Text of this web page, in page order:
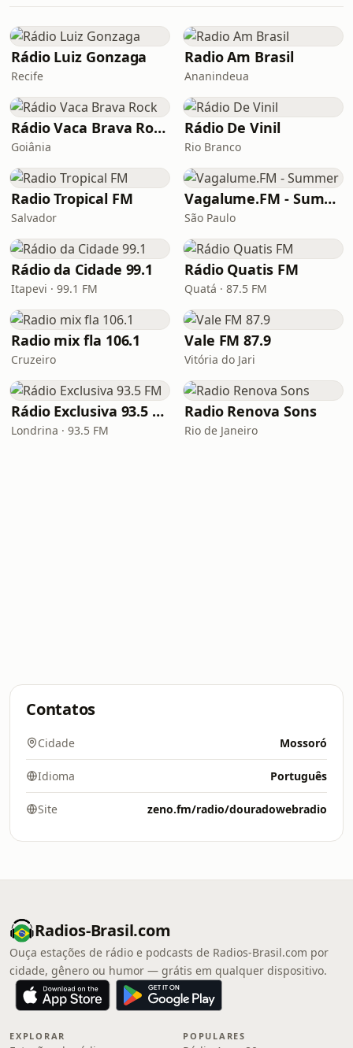
Rádio Luiz Gonzaga
Recife
Radio Am Brasil
Ananindeua
Rádio Vaca Brava Rock
Goiânia
Rádio De Vinil
Rio Branco
Radio Tropical FM
Salvador
Vagalume.FM - Summer
São Paulo
Rádio da Cidade 99.1
Itapevi · 99.1 FM
Rádio Quatis FM
Quatá · 87.5 FM
Radio mix fla 106.1
Cruzeiro
Vale FM 87.9
Vitória do Jari
Rádio Exclusiva 93.5 FM
Londrina · 93.5 FM
Radio Renova Sons
Rio de Janeiro
Contatos
Cidade Mossoró
Idioma Português
Site zeno.fm/radio/douradowebradio
Radios-Brasil.com
Ouça estações de rádio e podcasts de Radios-Brasil.com por
cidade, gênero ou humor — grátis em qualquer dispositivo.
EXPLORAR POPULARES